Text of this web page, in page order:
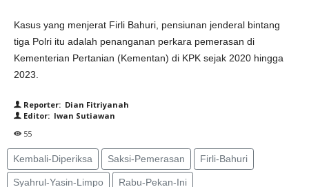
Kasus yang menjerat Firli Bahuri, pensiunan jenderal bintang
tiga Polri itu adalah penanganan perkara pemerasan di
Kementerian Pertanian (Kementan) di KPK sejak 2020 hingga
2023.
Reporter: Dian Fitriyanah
Editor: Iwan Sutiawan
55
Kembali-Diperiksa Saksi-Pemerasan Firli-Bahuri
Syahrul-Yasin-Limpo Rabu-Pekan-Ini